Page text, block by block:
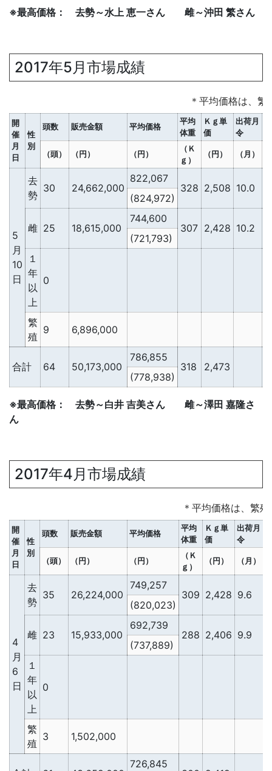
※最高価格： 去勢～水上 恵一さん 雌～沖田 繁さん
2017年5月市場成績
＊平均価格は、
開
催
月
日
性
別
頭数 販売金額 平均価格
平均
体重
Ｋｇ単
価
出荷月
令
（頭） （円） （円）
（Ｋ
ｇ）
（円） （月）
5
月
10
日
去
勢
30 24,662,000
822,067
328 2,508 10.0
(824,972)
雌 25 18,615,000
744,600
307 2,428 10.2
(721,793)
１
年
以
上
0
繁
殖
9 6,896,000
合計 64 50,173,000
786,855
318
2,473
(778,938)
※最高価格： 去勢～白井 吉美さん 雌～澤田 嘉隆さ
ん
2017年4月市場成績
＊平均価格は、繁
開
催
月
日
性
別
頭数 販売金額 平均価格
平均
体重
Ｋｇ単
価
出荷月
令
（頭） （円） （円）
（Ｋ
ｇ）
（円） （月）
4
月
6
日
去
勢
35 26,224,000
749,257
309 2,428 9.6
(820,023)
雌 23 15,933,000
692,739
288 2,406 9.9
(737,889)
１
年
以
上
0
繁
殖
3 1,502,000
726,845